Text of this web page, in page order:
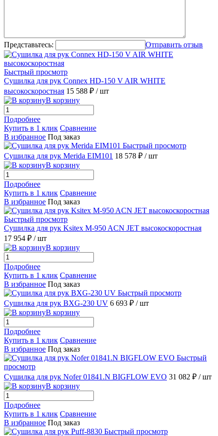
Представьтесь: Отправить отзыв
Быстрый просмотр
Сушилка для рук Connex HD-150 V AIR WHITE
высокоскоростная 15 588 ₽ / шт
В корзину
Подробнее
Купить в 1 клик Сравнение
В избранное Под заказ
Быстрый просмотр
Сушилка для рук Merida EIM101 18 578 ₽ / шт
В корзину
Подробнее
Купить в 1 клик Сравнение
В избранное Под заказ
Быстрый просмотр
Сушилка для рук Ksitex M-950 ACN JET высокоскоростная
17 954 ₽ / шт
В корзину
Подробнее
Купить в 1 клик Сравнение
В избранное Под заказ
Быстрый просмотр
Сушилка для рук BXG-230 UV 6 693 ₽ / шт
В корзину
Подробнее
Купить в 1 клик Сравнение
В избранное Под заказ
Быстрый
просмотр
Сушилка для рук Nofer 01841.N BIGFLOW EVO 31 082 ₽ / шт
В корзину
Подробнее
Купить в 1 клик Сравнение
В избранное Под заказ
Быстрый просмотр